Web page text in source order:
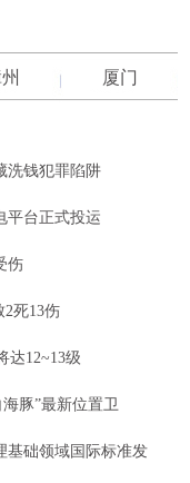
厦门
洗钱犯罪陷阱
平台正式投运
伤
2死13伤
达12~13级
豚”最新位置卫
基础领域国际标准发